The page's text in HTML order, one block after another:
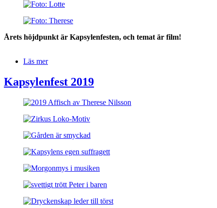
Text
Årets höjdpunkt är Kapsylenfesten, och temat är film!
Läs merom
Kapsylenfest
Kapsylenfest 2019